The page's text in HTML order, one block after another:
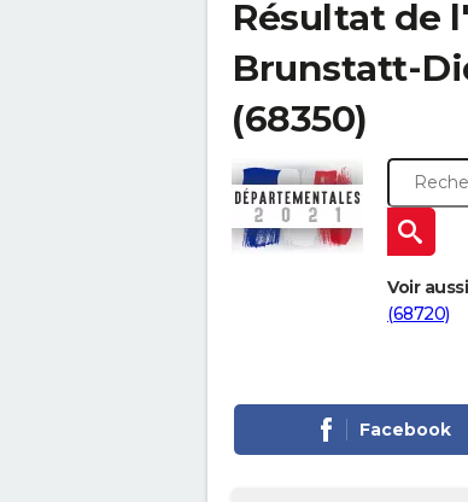
Résultat de
Brunstatt-
(68350)
Voir
(68720)
Facebook